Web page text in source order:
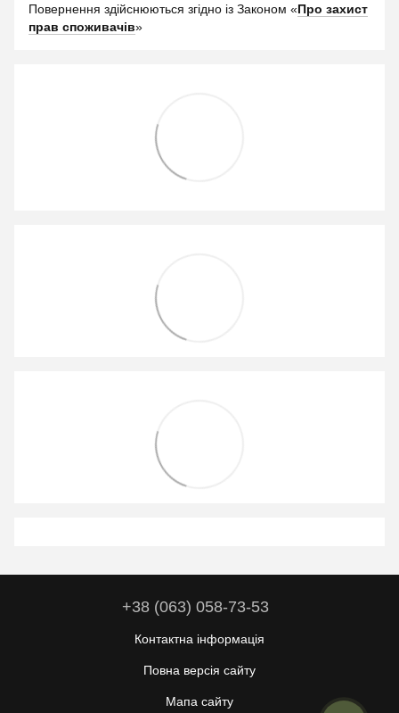
Повернення здійснюються згідно із Законом «Про захист
прав споживачів»
+38 (063) 058-73-53
Контактна інформація
Повна версія сайту
Мапа сайту